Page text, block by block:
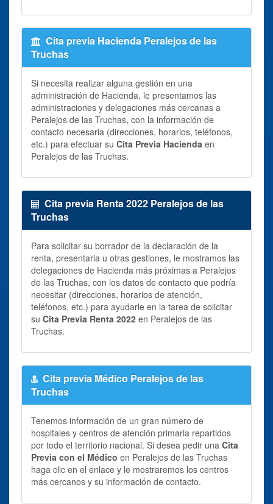
Cita previa Hacienda Peralejos de las
Truchas
Si necesita realizar alguna gestión en una
administración de Hacienda, le presentamos las
administraciones y delegaciones más cercanas a
Peralejos de las Truchas, con la información de
contacto necesaria (direcciones, horarios, teléfonos,
etc.) para efectuar su Cita Previa Hacienda en
Peralejos de las Truchas.
Cita previa Renta 2022 Peralejos de las
Truchas
Para solicitar su borrador de la declaración de la
renta, presentarla u otras gestiones, le mostramos las
delegaciones de Hacienda más próximas a Peralejos
de las Truchas, con los datos de contacto que podría
necesitar (direcciones, horarios de atención,
teléfonos, etc.) para ayudarle en la tarea de solicitar
su Cita Previa Renta 2022 en Peralejos de las
Truchas.
Cita previa Médico Peralejos de las
Truchas
Tenemos información de un gran número de
hospitales y centros de atención primaria repartidos
por todo el territorio nacional. Si desea pedir una Cita
Previa con el Médico en Peralejos de las Truchas
haga clic en el enlace y le mostraremos los centros
más cercanos y su información de contacto.